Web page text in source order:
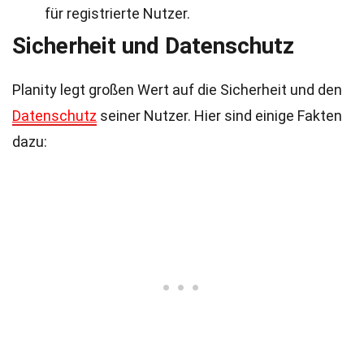
für registrierte Nutzer.
Sicherheit und Datenschutz
Planity legt großen Wert auf die Sicherheit und den
Datenschutz seiner Nutzer. Hier sind einige Fakten
dazu: